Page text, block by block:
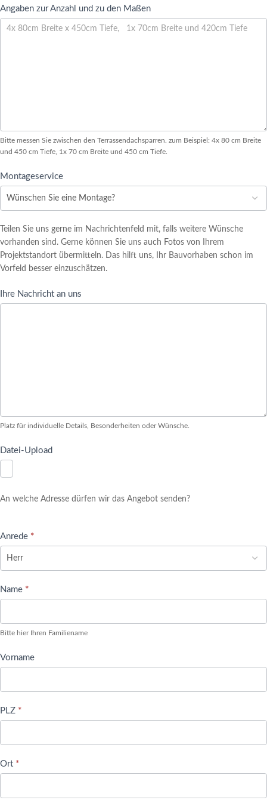
Angaben zur Anzahl und zu den Maßen
Bitte messen Sie zwischen den Terrassendachsparren. zum Beispiel: 4x 80 cm Breite
und 450 cm Tiefe, 1x 70 cm Breite und 450 cm Tiefe.
Montageservice
Teilen Sie uns gerne im Nachrichtenfeld mit, falls weitere Wünsche
vorhanden sind. Gerne können Sie uns auch Fotos von Ihrem
Projektstandort übermitteln. Das hilft uns, Ihr Bauvorhaben schon im
Vorfeld besser einzuschätzen.
Ihre Nachricht an uns
Platz für individuelle Details, Besonderheiten oder Wünsche.
Datei-Upload
An welche Adresse dürfen wir das Angebot senden?
Anrede *
Name *
Bitte hier Ihren Familiename
Vorname
PLZ *
Ort *